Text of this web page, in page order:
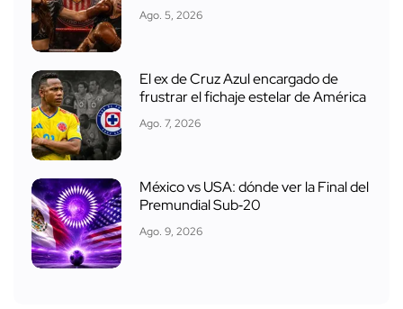
Ago. 5, 2026
El ex de Cruz Azul encargado de
frustrar el fichaje estelar de América
Ago. 7, 2026
México vs USA: dónde ver la Final del
Premundial Sub‑20
Ago. 9, 2026